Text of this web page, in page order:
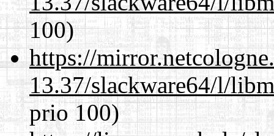
100)
https://
13.37/slackware64/l/
prio 100)